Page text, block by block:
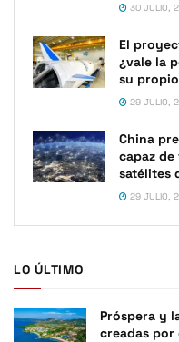
30 JULIO,
El
¿vale la
su
29 JULIO,
China
capaz
satélites
29 JULIO,
LO ÚLTIMO
Próspera y
creadas por